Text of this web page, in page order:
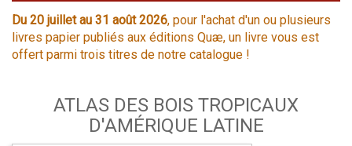
Du 20 juillet au 31 août 2026, pour l'achat d'un ou plusieurs
livres papier publiés aux éditions Quæ, un livre vous est
offert parmi trois titres de notre catalogue !
ATLAS DES BOIS TROPICAUX
D'AMÉRIQUE LATINE